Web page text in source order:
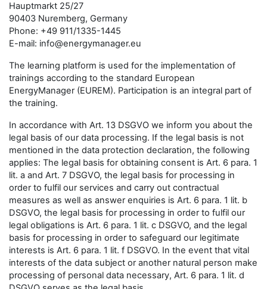
Hauptmarkt 25/27
90403 Nuremberg, Germany
Phone: +49 911/1335-1445
E-mail: info@energymanager.eu
The learning platform is used for the implementation of
trainings according to the standard European
EnergyManager (EUREM). Participation is an integral part of
the training.
In accordance with Art. 13 DSGVO we inform you about the
legal basis of our data processing. If the legal basis is not
mentioned in the data protection declaration, the following
applies: The legal basis for obtaining consent is Art. 6 para. 1
lit. a and Art. 7 DSGVO, the legal basis for processing in
order to fulfil our services and carry out contractual
measures as well as answer enquiries is Art. 6 para. 1 lit. b
DSGVO, the legal basis for processing in order to fulfil our
legal obligations is Art. 6 para. 1 lit. c DSGVO, and the legal
basis for processing in order to safeguard our legitimate
interests is Art. 6 para. 1 lit. f DSGVO. In the event that vital
interests of the data subject or another natural person make
processing of personal data necessary, Art. 6 para. 1 lit. d